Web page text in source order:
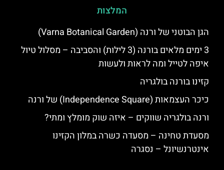
המלצות
הגן הבוטני של ורנה (Varna Botanical Garden)
3 ימים מלאים בורנה (3 לילות) והסביבה – מסלול טיול
איפה לטייל ומה לראות ולעשות
קזינו בורנה בולגריה
כיכר העצמאות (Independence Square) של ורנה
ורנה בולגריה שווקים – איזה שוק מומלץ ומתי?
מסעדת טחינה – מסעדה כשרה במלון הקזינו
אינטרנשיונל – נסגרה